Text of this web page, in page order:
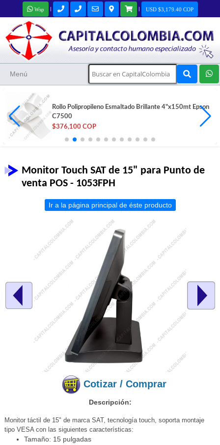
Wsp | | USD $3,179.40 COP
Menú
Rollo Polipropileno Esmaltado Brillante 4"x150mt Epson
C7500
$376,100 COP
Monitor Touch SAT de 15" para Punto de
venta POS - 1053FPH
Ir a la página principal de éste producto
Cotizar / Comprar
Descripción:
Monitor táctil de 15" de marca SAT, tecnología touch, soporta montaje
tipo VESA con las siguientes características:
Tamaño: 15 pulgadas